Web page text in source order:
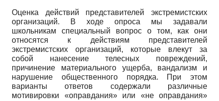
Оценка действий представителей экстремистских
организаций. В ходе опроса мы задавали
школьникам специальный вопрос о том, как они
относятся к действиям представителей
экстремистских организаций, которые влекут за
собой нанесение телесных повреждений,
причинение материального ущерба, вандализм и
нарушение общественного порядка. При этом
варианты ответов содержали различные
мотивировки «оправдания» или «не оправдания»